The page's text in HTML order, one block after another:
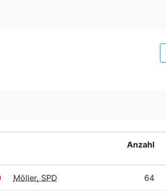
Anzahl
Möller, SPD 64